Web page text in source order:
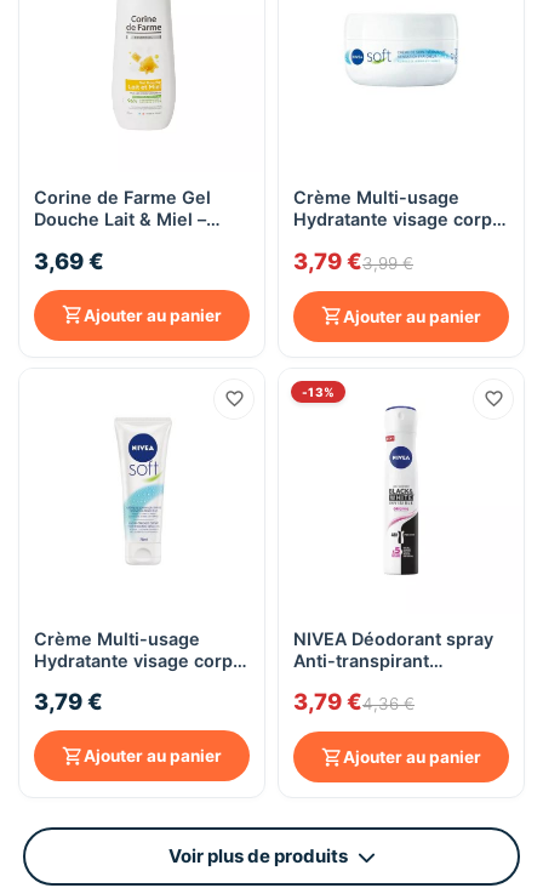
Corine de Farme Gel
Douche Lait & Miel –
3,69 €
Ajouter au panier
Crème Multi-usage
Hydratante visage corps
100mL
3,79 €3,99 €
Ajouter au panier
Crème Multi-usage
Hydratante visage corps
75mL
3,79 €
Ajouter au panier
-13%
NIVEA Déodorant spray
Anti-transpirant
200ml
3,79 €4,36 €
Ajouter au panier
Voir plus de produits